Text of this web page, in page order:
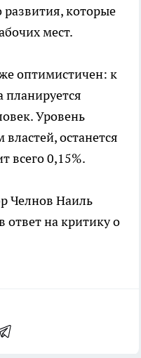
которые
мест.
оптимистичен: к
планируется
Уровень
останется
всего 0,15%.
Челнов Наиль
ответ на критику о